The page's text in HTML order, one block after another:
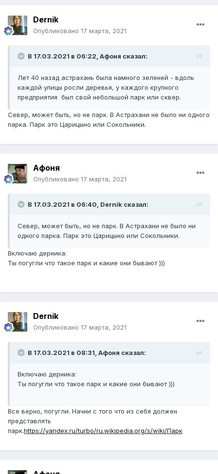
Dernik
Опубликовано 17 марта, 2021
В 17.03.2021 в 06:22, Афоня сказал:
Лет 40 назад астрахань была намного зеленей - вдоль
каждой улицы росли деревья, у каждого крупного
предприятия был свой небольшой парк или сквер.
Север, может быть, но не парк. В Астрахани не было ни одного
парка. Парк это Царицыно или Сокольники.
Афоня
Опубликовано 17 марта, 2021
В 17.03.2021 в 06:40, Dernik сказал:
Север, может быть, но не парк. В Астрахани не было ни
одного парка. Парк это Царицыно или Сокольники.
Включаю дерника:
Ты погугли что такое парк и какие они бывают )))
Dernik
Опубликовано 17 марта, 2021
В 17.03.2021 в 08:31, Афоня сказал:
Включаю дерника:
Ты погугли что такое парк и какие они бывают )))
Все верно, погугли. Начни с того что из себя должен
представлять
парк.https://yandex.ru/turbo/ru.wikipedia.org/s/wiki/Парк